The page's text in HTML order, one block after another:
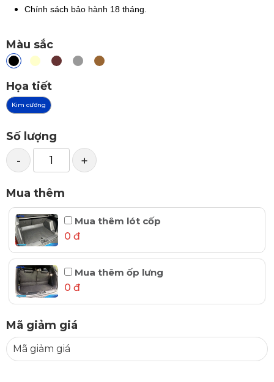
Chính sách bảo hành 18 tháng.
Màu sắc
Họa tiết
Kim cương
Số lượng
- +
Mua thêm
Mua thêm lót cốp
0 đ
Mua thêm ốp lưng
0 đ
Mã giảm giá